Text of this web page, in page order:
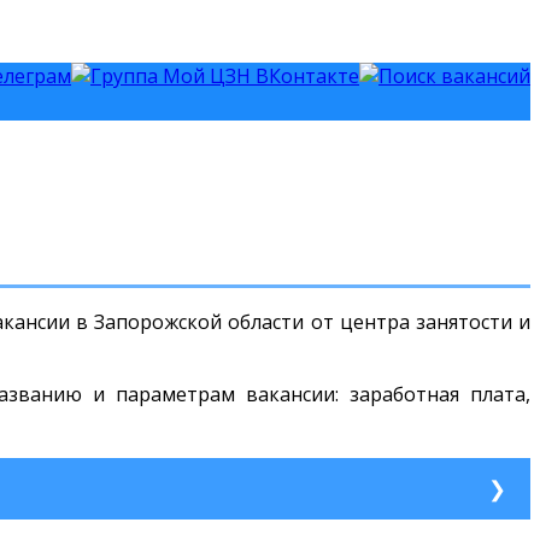
в Запорожской области от центра занятости и
и параметрам вакансии: заработная плата,